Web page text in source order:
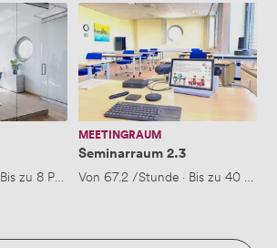
Bis zu 8 Personen
Seminarraum
2.3
MEETINGRAUM
Seminarraum 2.3
Von 67.2/Stunde · Bis zu 40